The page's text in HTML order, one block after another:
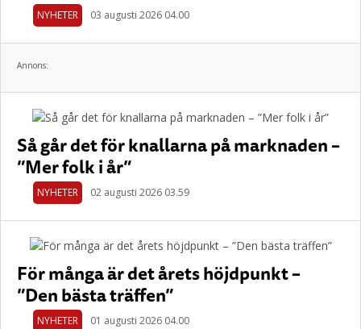
NYHETER 03 augusti 2026 04.00
Annons:
Så går det för knallarna på marknaden –
”Mer folk i år”
NYHETER 02 augusti 2026 03.59
För många är det årets höjdpunkt –
”Den bästa träffen”
NYHETER 01 augusti 2026 04.00